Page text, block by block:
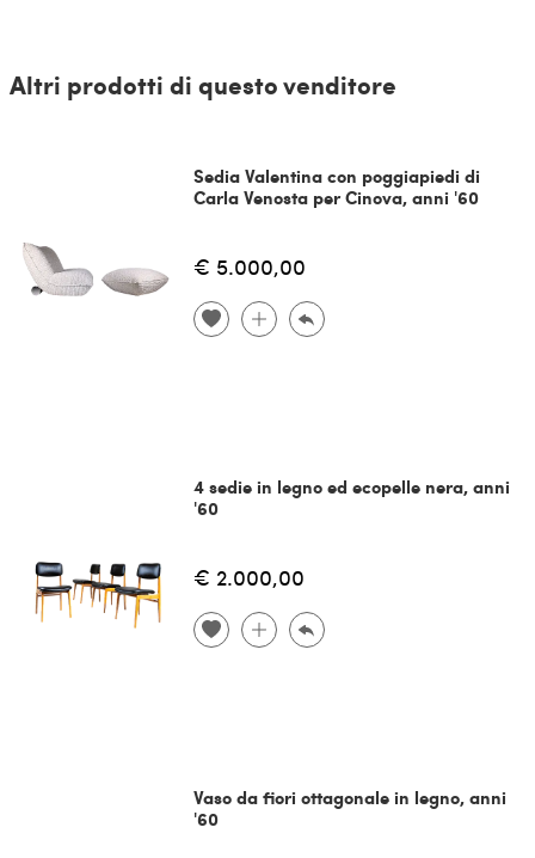
Altri prodotti di questo venditore
Sedia Valentina con poggiapiedi di
Carla Venosta per Cinova, anni '60
€ 5.000,00
4 sedie in legno ed ecopelle nera, anni
'60
€ 2.000,00
Vaso da fiori ottagonale in legno, anni
'60